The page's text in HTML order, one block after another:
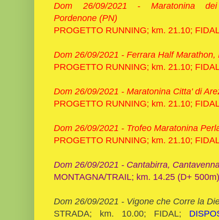
Dom 26/09/2021 - Maratonina
Pordenone (PN)
PROGETTO RUNNING; km. 21.10;
Dom 26/09/2021 - Ferrara Half Marathon,
PROGETTO RUNNING; km. 21.10;
Dom 26/09/2021 - Maratonina Citta' di
PROGETTO RUNNING; km. 21.10;
Dom 26/09/2021 - Trofeo Maratonina
PROGETTO RUNNING; km. 21.10;
Dom 26/09/2021 - Cantabirra,
MONTAGNA/TRAIL; km. 14.25 (D+
Dom 26/09/2021 - Vigone che Corre la
STRADA; km. 10.00; FIDAL;